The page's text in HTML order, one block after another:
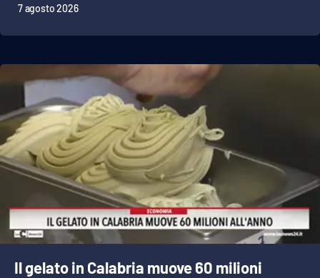
7 agosto 2026
Il gelato in Calabria muove 60 milioni